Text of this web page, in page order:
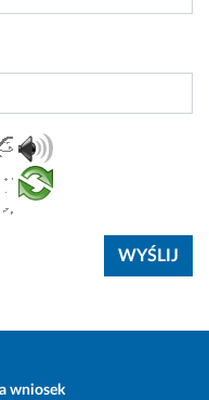
wniosek